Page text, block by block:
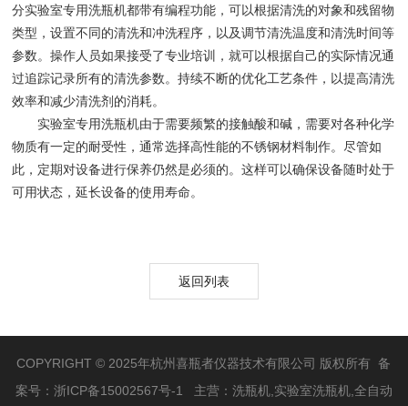
分实验室专用洗瓶机都带有编程功能，可以根据清洗的对象和残留物
类型，设置不同的清洗和冲洗程序，以及调节清洗温度和清洗时间等
参数。操作人员如果接受了专业培训，就可以根据自己的实际情况通
过追踪记录所有的清洗参数。持续不断的优化工艺条件，以提高清洗
效率和减少清洗剂的消耗。
实验室专用洗瓶机由于需要频繁的接触酸和碱，需要对各种化学
物质有一定的耐受性，通常选择高性能的不锈钢材料制作。尽管如
此，定期对设备进行保养仍然是必须的。这样可以确保设备随时处于
可用状态，延长设备的使用寿命。
返回列表
COPYRIGHT © 2025年杭州喜瓶者仪器技术有限公司 版权所有 备
案号： 浙ICP备15002567号-1 主营：洗瓶机,实验室洗瓶机,全自动